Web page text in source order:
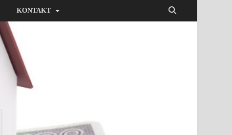
KONTAKT